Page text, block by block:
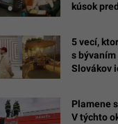
kúsok
5 vecí,
s bývaním
Slovákov
Plamene
V týchto